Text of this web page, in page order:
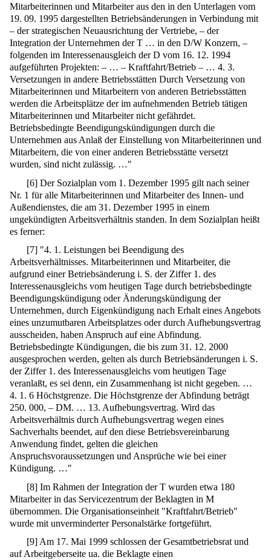
Mitarbeiterinnen und Mitarbeiter aus den in den Unterlagen vom
19. 09. 1995 dargestellten Betriebsänderungen in Verbindung mit
– der strategischen Neuausrichtung der Vertriebe, – der
Integration der Unternehmen der T … in den D/W Konzern, –
folgenden im Interessenausgleich der D vom 16. 12. 1994
aufgeführten Projekten: – … – Kraftfahrt/Betrieb – … 4. 3.
Versetzungen in andere Betriebsstätten Durch Versetzung von
Mitarbeiterinnen und Mitarbeitern von anderen Betriebsstätten
werden die Arbeitsplätze der im aufnehmenden Betrieb tätigen
Mitarbeiterinnen und Mitarbeiter nicht gefährdet.
Betriebsbedingte Beendigungskündigungen durch die
Unternehmen aus Anlaß der Einstellung von Mitarbeiterinnen und
Mitarbeitern, die von einer anderen Betriebsstätte versetzt
wurden, sind nicht zulässig. …"
[6] Der Sozialplan vom 1. Dezember 1995 gilt nach seiner
Nr. 1 für alle Mitarbeiterinnen und Mitarbeiter des Innen- und
Außendienstes, die am 31. Dezember 1995 in einem
ungekündigten Arbeitsverhältnis standen. In dem Sozialplan heißt
es ferner:
[7] "4. 1. Leistungen bei Beendigung des
Arbeitsverhältnisses. Mitarbeiterinnen und Mitarbeiter, die
aufgrund einer Betriebsänderung i. S. der Ziffer 1. des
Interessenausgleichs vom heutigen Tage durch betriebsbedingte
Beendigungskündigung oder Änderungskündigung der
Unternehmen, durch Eigenkündigung nach Erhalt eines Angebots
eines unzumutbaren Arbeitsplatzes oder durch Aufhebungsvertrag
ausscheiden, haben Anspruch auf eine Abfindung.
Betriebsbedingte Kündigungen, die bis zum 31. 12. 2000
ausgesprochen werden, gelten als durch Betriebsänderungen i. S.
der Ziffer 1. des Interessenausgleichs vom heutigen Tage
veranlaßt, es sei denn, ein Zusammenhang ist nicht gegeben. …
4. 1. 6 Höchstgrenze. Die Höchstgrenze der Abfindung beträgt
250. 000, – DM. … 13. Aufhebungsvertrag. Wird das
Arbeitsverhältnis durch Aufhebungsvertrag wegen eines
Sachverhalts beendet, auf den diese Betriebsvereinbarung
Anwendung findet, gelten die gleichen
Anspruchsvoraussetzungen und Ansprüche wie bei einer
Kündigung. …"
[8] Im Rahmen der Integration der T wurden etwa 180
Mitarbeiter in das Servicezentrum der Beklagten in M
übernommen. Die Organisationseinheit "Kraftfahrt/Betrieb"
wurde mit unverminderter Personalstärke fortgeführt.
[9] Am 17. Mai 1999 schlossen der Gesamtbetriebsrat und
auf Arbeitgeberseite ua. die Beklagte einen